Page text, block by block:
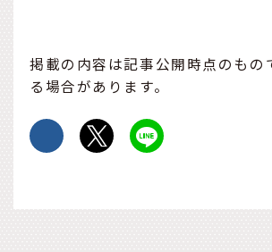
掲載の内容は記事公開時点のもの
る場合があります。